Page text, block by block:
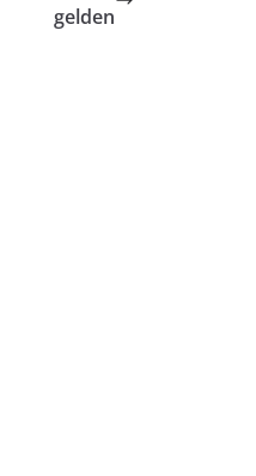
gelden